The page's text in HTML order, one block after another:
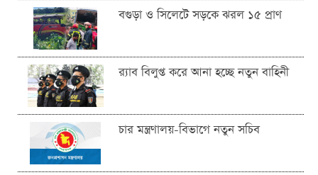
বগুড়া ও সিলেটে সড়কে ঝরল ১৫ প্রাণ
র‍্যাব বিলুপ্ত করে আনা হচ্ছে নতুন বাহিনী
চার মন্ত্রণালয়-বিভাগে নতুন সচিব